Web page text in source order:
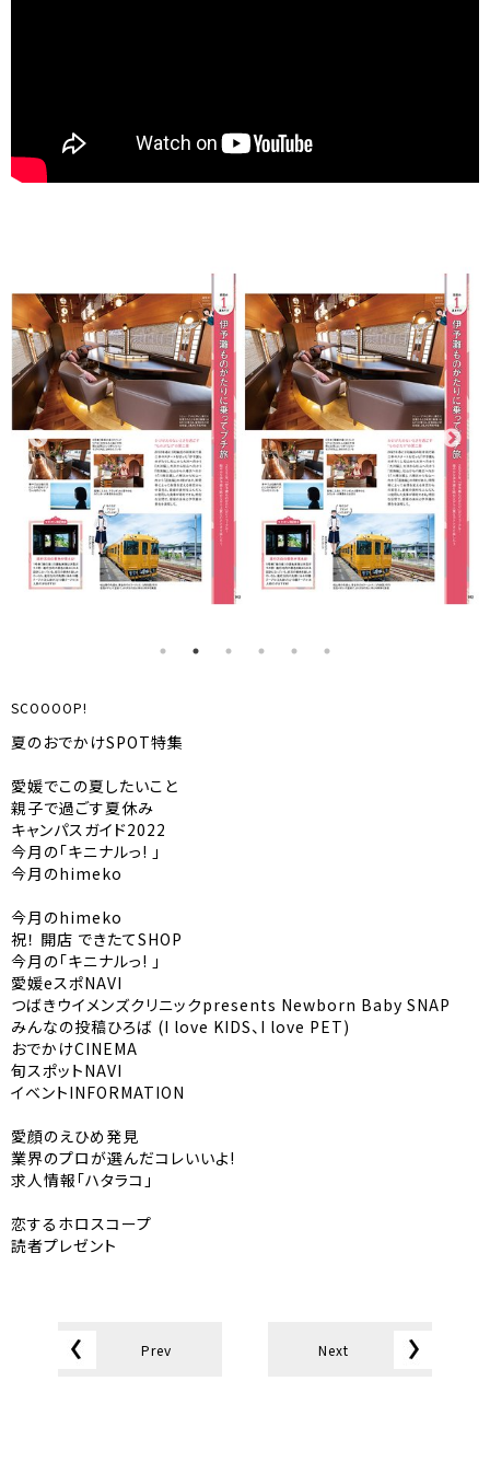
SCOOOOP!
夏のおでかけSPOT特集
愛媛でこの夏したいこと
親子で過ごす夏休み
キャンパスガイド2022
今月の「キニナルっ! 」
今月のhimeko
今月のhimeko
祝！ 開店 できたてSHOP
今月の「キニナルっ! 」
愛媛eスポNAVI
つばきウイメンズクリニックpresents Newborn Baby SNAP
みんなの投稿ひろば (I love KIDS、I love PET)
おでかけCINEMA
旬スポットNAVI
イベントINFORMATION
愛顔のえひめ発見
業界のプロが選んだコレいいよ!
求人情報「ハタラコ」
恋するホロスコープ
読者プレゼント
Prev Next